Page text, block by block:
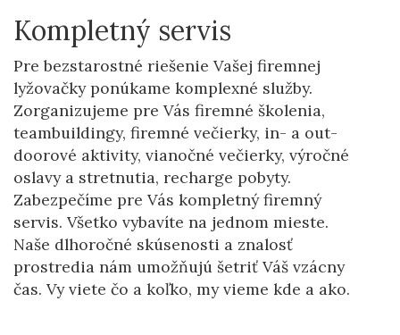
Kompletný servis
Pre bezstarostné riešenie Vašej firemnej
lyžovačky ponúkame komplexné služby.
Zorganizujeme pre Vás firemné školenia,
teambuildingy, firemné večierky, in- a out-
doorové aktivity, vianočné večierky, výročné
oslavy a stretnutia, recharge pobyty.
Zabezpečíme pre Vás kompletný firemný
servis. Všetko vybavíte na jednom mieste.
Naše dlhoročné skúsenosti a znalosť
prostredia nám umožňujú šetriť Váš vzácny
čas. Vy viete čo a koľko, my vieme kde a ako.